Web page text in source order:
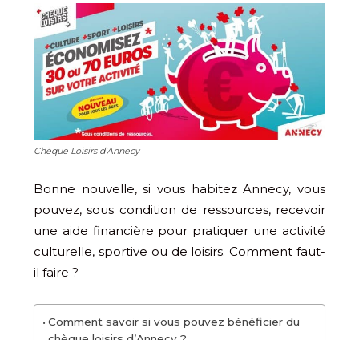
Chèque Loisirs d'Annecy
Bonne nouvelle, si vous habitez Annecy, vous
pouvez, sous condition de ressources, recevoir
une aide financière pour pratiquer une activité
culturelle, sportive ou de loisirs. Comment faut-
il faire ?
Comment savoir si vous pouvez bénéficier du